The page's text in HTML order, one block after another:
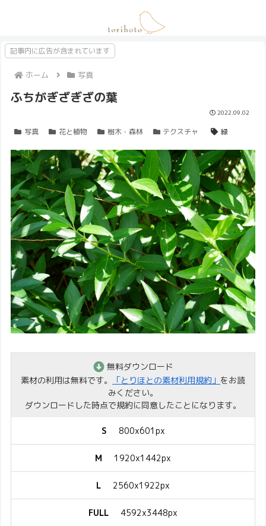
記事内に広告が含まれています
ホーム 写真
ふちがぎざぎざの葉
2022.09.02
写真 花と植物 樹木・森林 テクスチャ 緑
無料ダウンロード
素材の利用は無料です。
「とりほとの素材利用規約」 をお読
みください。
ダウンロードした時点で規約に同意したことになります。
S 800x601px
M 1920x1442px
L 2560x1922px
FULL 4592x3448px